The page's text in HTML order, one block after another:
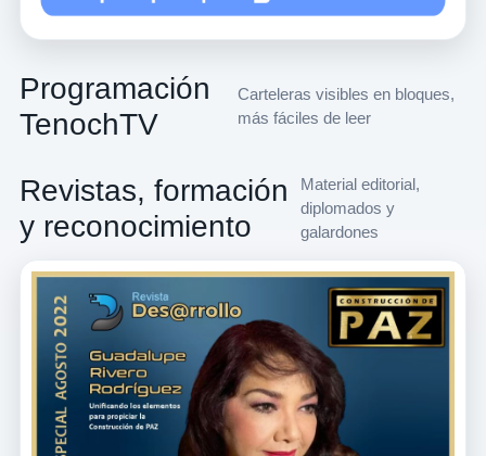
Programación
TenochTV
Carteleras visibles en bloques,
más fáciles de leer
Revistas, formación
y reconocimiento
Material editorial,
diplomados y
galardones